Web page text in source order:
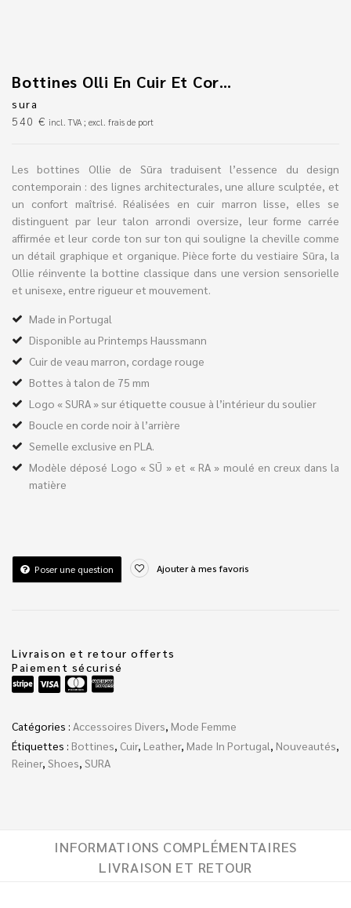
Bottines Olli En Cuir Et Corde Rouge
sura
540 € incl. TVA ; excl. frais de port
Les bottines Ollie de Sūra traduisent l’essence du design
contemporain : des lignes architecturales, une allure sculptée, et
un confort maîtrisé. Réalisées en cuir marron lisse, elles se
distinguent par leur talon arrondi oversize, leur forme carrée
affirmée et leur corde ton sur ton qui souligne la cheville comme
un détail graphique et organique. Pièce forte du vestiaire Sūra, la
Ollie réinvente la bottine classique dans une version sensorielle
et unisexe, entre rigueur et mouvement.
Made in Portugal
Disponible au Printemps Haussmann
Cuir de veau marron, cordage rouge
Bottes à talon de 75 mm
Logo « SURA » sur étiquette cousue à l’intérieur du soulier
Boucle en corde noir à l’arrière
Semelle exclusive en PLA.
Modèle déposé Logo « SŪ » et « RA » moulé en creux dans la
matière
Poser une question Ajouter à mes favoris
Livraison et retour offerts
Paiement sécurisé
Catégories : Accessoires Divers Mode Femme
Étiquettes : Bottines Cuir, Leather, Made In Portugal Nouveautés
Reiner, Shoes SURA
INFORMATIONS COMPLÉMENTAIRES
LIVRAISON ET RETOUR